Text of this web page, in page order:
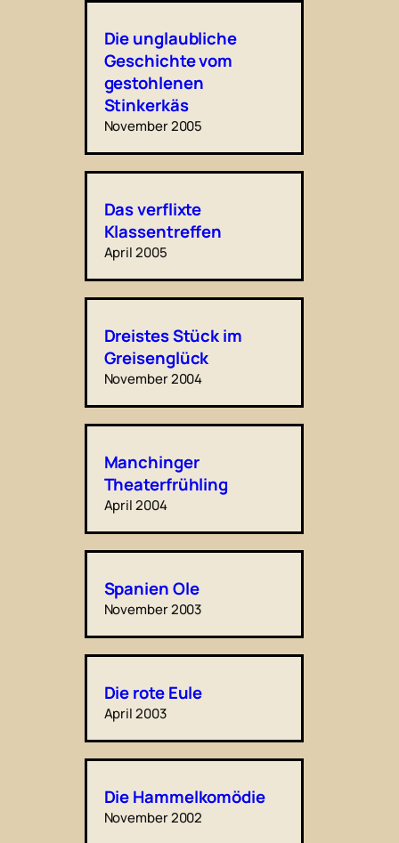
Die unglaubliche
Geschichte vom
gestohlenen
Stinkerkäs
November 2005
Das verflixte
Klassentreffen
April 2005
Dreistes Stück im
Greisenglück
November 2004
Manchinger
Theaterfrühling
April 2004
Spanien Ole
November 2003
Die rote Eule
April 2003
Die Hammelkomödie
November 2002